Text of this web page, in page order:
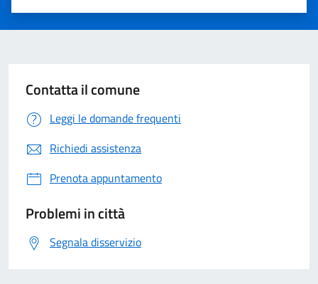
Valuta 5 stelle su 5
Valuta 4 stelle su 5
Valuta 3 stelle su 5
Valuta 2 stelle su 5
Valuta 1 stelle su 5
Contatta il comune
Leggi le domande frequenti
Richiedi assistenza
Prenota appuntamento
Problemi in città
Segnala disservizio